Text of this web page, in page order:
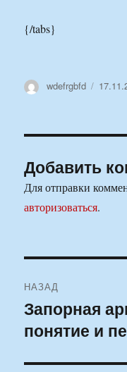
{/tabs}
Автор
wdefrgbfd
Добавить
Для отправки
авторизоваться.
по
записям
НАЗАД
Предыдущая
запись:
Запорная
понятие и